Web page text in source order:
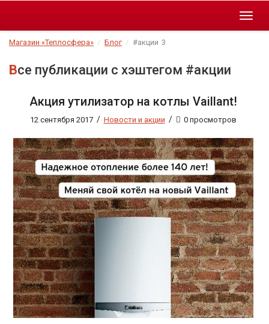
Меню
Магазин «Теплосфера» Блог #акции 3
Все публикации с хэштегом #акции
Акция утилизатор на котлы Vaillant!
12 сентября 2017 / Новости и акции / 0 просмотров